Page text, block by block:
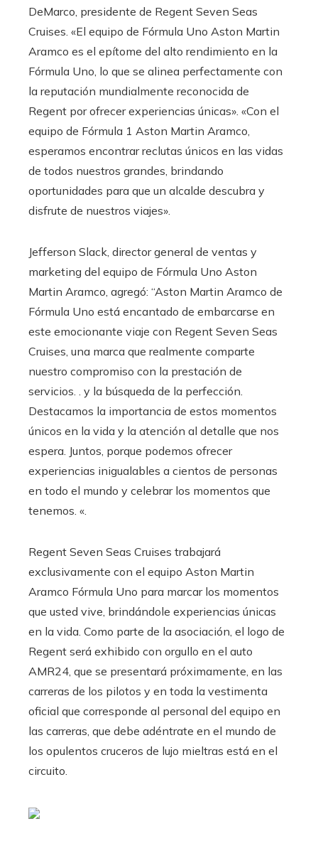
DeMarco, presidente de Regent Seven Seas
Cruises. «El equipo de Fórmula Uno Aston Martin
Aramco es el epítome del alto rendimiento en la
Fórmula Uno, lo que se alinea perfectamente con
la reputación mundialmente reconocida de
Regent por ofrecer experiencias únicas». «Con el
equipo de Fórmula 1 Aston Martin Aramco,
esperamos encontrar reclutas únicos en las vidas
de todos nuestros grandes, brindando
oportunidades para que un alcalde descubra y
disfrute de nuestros viajes».
Jefferson Slack, director general de ventas y
marketing del equipo de Fórmula Uno Aston
Martin Aramco, agregó: “Aston Martin Aramco de
Fórmula Uno está encantado de embarcarse en
este emocionante viaje con Regent Seven Seas
Cruises, una marca que realmente comparte
nuestro compromiso con la prestación de
servicios. . y la búsqueda de la perfección.
Destacamos la importancia de estos momentos
únicos en la vida y la atención al detalle que nos
espera. Juntos, porque podemos ofrecer
experiencias inigualables a cientos de personas
en todo el mundo y celebrar los momentos que
tenemos. «.
Regent Seven Seas Cruises trabajará
exclusivamente con el equipo Aston Martin
Aramco Fórmula Uno para marcar los momentos
que usted vive, brindándole experiencias únicas
en la vida. Como parte de la asociación, el logo de
Regent será exhibido con orgullo en el auto
AMR24, que se presentará próximamente, en las
carreras de los pilotos y en toda la vestimenta
oficial que corresponde al personal del equipo en
las carreras, que debe adéntrate en el mundo de
los opulentos cruceros de lujo mieltras está en el
circuito.